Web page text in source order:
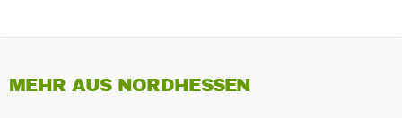
MEHR AUS NORDHESSEN